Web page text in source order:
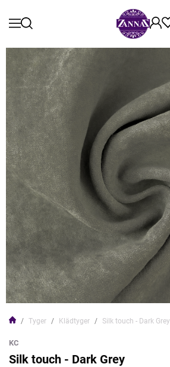
Tyger Klädtyger Silk touch - Dark Grey
KC
Silk touch - Dark Grey